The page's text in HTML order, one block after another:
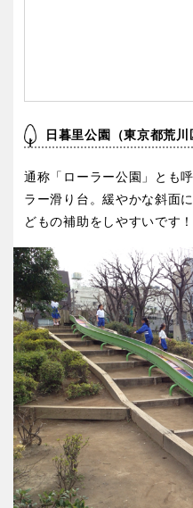
日暮里公園（東京都荒川
通称「ローラー公園」とも
ラー滑り台。緩やかな斜面
どもの補助をしやすいです！